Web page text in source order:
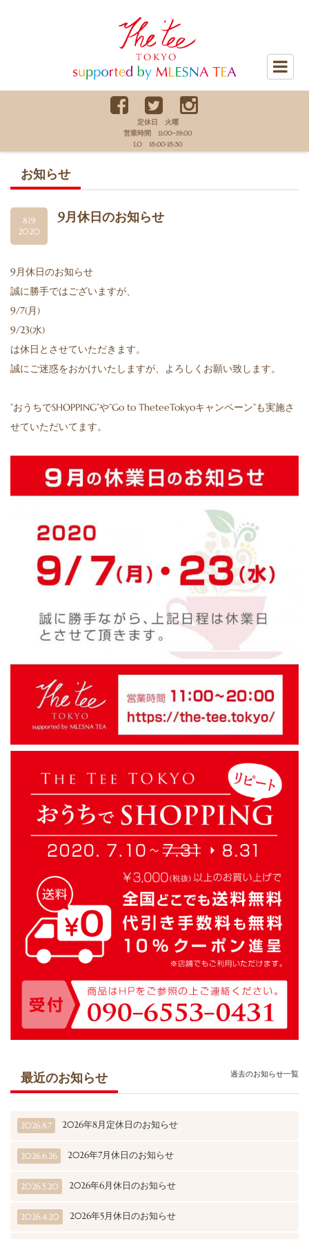
The Tee Tokyo supported by
MLESNA TEA
定休日 火曜
営業時間 11:00−19:00
LO 18:00-18:30
お知らせ
8.19
2020
9月休日のお知らせ
9月休日のお知らせ
誠に勝手ではございますが、
9/7(月)
9/23(水)
は休日とさせていただきます。
誠にご迷惑をおかけいたしますが、よろしくお願い致します。
”おうちでSHOPPING”や”Go to TheteeTokyoキャンペーン”も実施さ
せていただいてます。
最近のお知らせ
2026.8.7 2026年8月定休日のお知らせ
2026.6.26 2026年7月休日のお知らせ
2026.5.20 2026年6月休日のお知らせ
2026.4.20 2026年5月休日のお知らせ
過去のお知らせ一覧